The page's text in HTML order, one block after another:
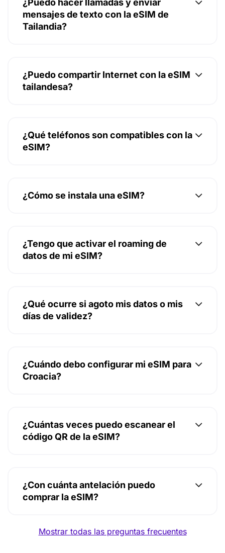
mensajes de texto con la eSIM de
Tailandia?
¿Puedo compartir Internet con la eSIM
tailandesa?
¿Qué teléfonos son compatibles con la
eSIM?
¿Cómo se instala una eSIM?
¿Tengo que activar el roaming de
datos de mi eSIM?
¿Qué ocurre si agoto mis datos o mis
días de validez?
¿Cuándo debo configurar mi eSIM para
Croacia?
¿Cuántas veces puedo escanear el
código QR de la eSIM?
¿Con cuánta antelación puedo
comprar la eSIM?
Mostrar todas las preguntas frecuentes